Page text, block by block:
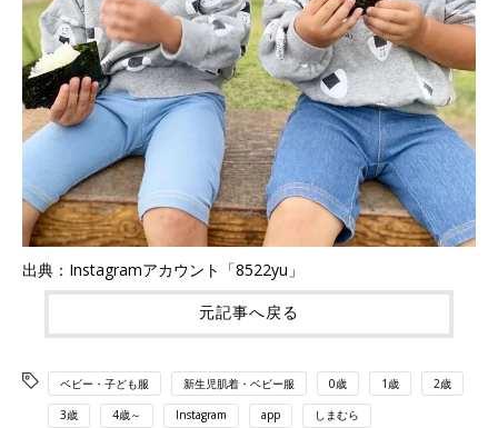
出典：Instagramアカウント「8522yu」
元記事へ戻る
ベビー・子ども服 新生児肌着・ベビー服 0歳 1歳 2歳
3歳 4歳～ Instagram app しまむら